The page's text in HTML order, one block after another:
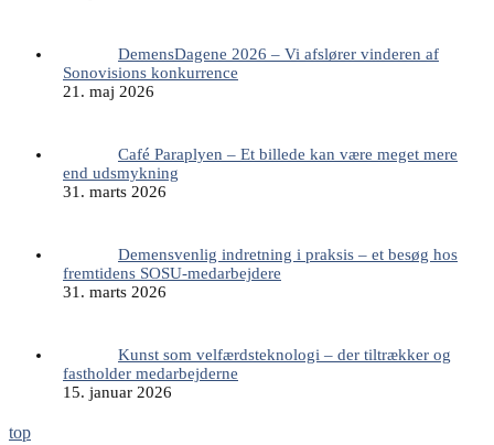
DemensDagene 2026 – Vi afslører vinderen af
Sonovisions konkurrence
21. maj 2026
Café Paraplyen – Et billede kan være meget mere
end udsmykning
31. marts 2026
Demensvenlig indretning i praksis – et besøg hos
fremtidens SOSU-medarbejdere
31. marts 2026
Kunst som velfærdsteknologi – der tiltrækker og
fastholder medarbejderne
15. januar 2026
top